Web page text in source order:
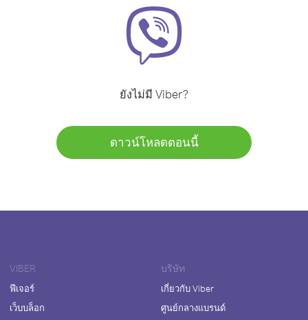
ยังไม่มี Viber?
ดาวน์โหลดตอนนี้
VIBER
ฟีเจอร์
เว็บบล็อก
บริษัท
เกี่ยวกับ Viber
ศูนย์กลางแบรนด์